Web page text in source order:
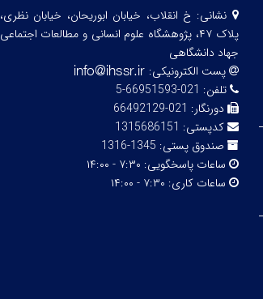
نشانی: خ انقلاب، خیابان ابوریحان، خیابان نظری،
پلاک ۴۷، پژوهشگاه علوم انسانی و مطالعات اجتماعی
جهاد دانشگاهی
پست الکترونیکی:
تلفن: 021-66951593-5
دورنگار: 021-66492129
کدپستی: 1315686151
صندوق پستی: 1345-1316
ساعات پاسخگویی: ۷:۳۰ - ۱۴:۰۰
ساعات کاری: ۷:۳۰ - ۱۴:۰۰